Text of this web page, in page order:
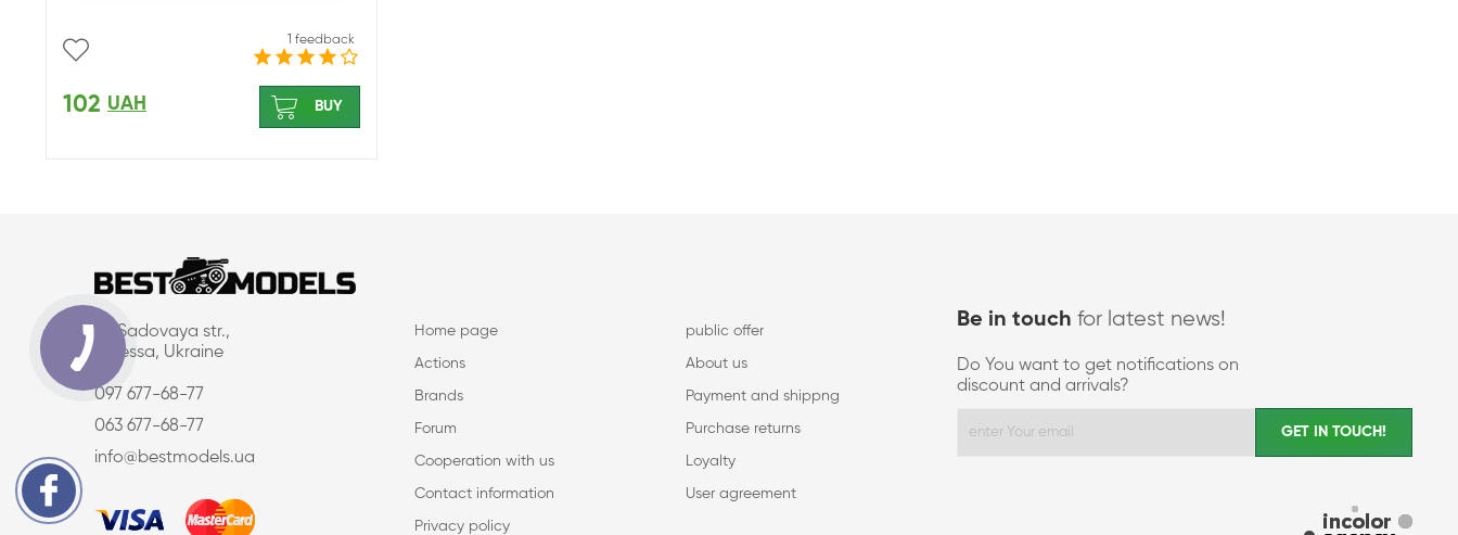
1 feedback
102 UAH BUY
16, Sadovaya str.,
Odessa, Ukraine
097 677-68-77
063 677-68-77
info@bestmodels.ua
Home page public offer
Actions About us
Brands Payment and shippng
Forum Purchase returns
Cooperation with us Loyalty
Contact information User agreement
Privacy policy
Be in touch for latest news!
Do You want to get notifications on
discount and arrivals?